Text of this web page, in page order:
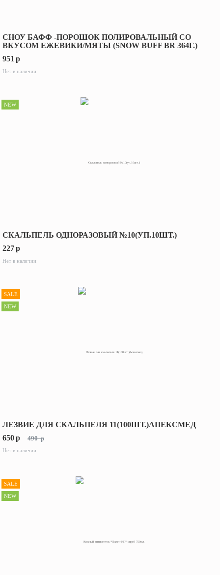
СНОУ БАФФ -ПОРОШОК ПОЛИРОВАЛЬНЫЙ СО
ВКУСОМ ЕЖЕВИКИ/МЯТЫ (SNOW BUFF BR 364Г.)
951 p
Нет в наличии
СКАЛЬПЕЛЬ ОДНОРАЗОВЫЙ №10(УП.10ШТ.)
227p
Нет в наличии
NEW
ЛЕЗВИЕ ДЛЯ СКАЛЬПЕЛЯ 11(100ШТ.)АПЕКСМЕД
650p 490 p
Нет в наличии
SALE
NEW
SALE
NEW